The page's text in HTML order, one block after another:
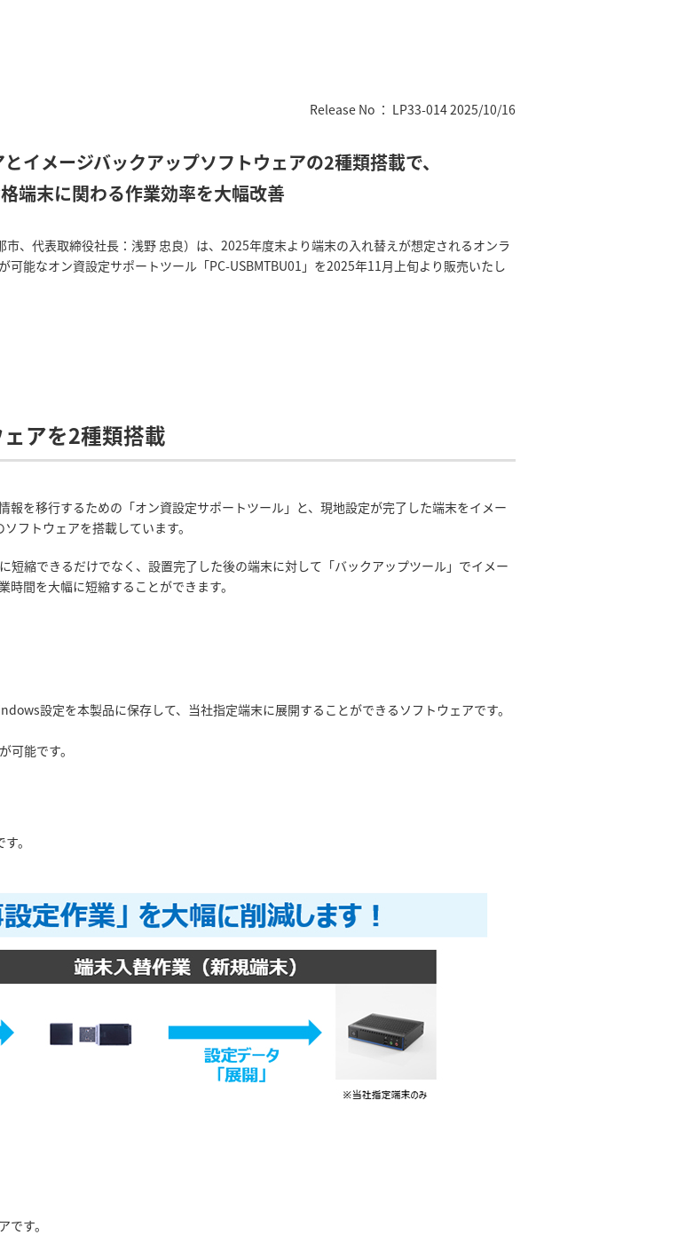
Release No ： LP33-014 2025/10/16
イメージバックアップソフトウェアの2種類搭載で、
端末に関わる作業効率を大幅改善
、代表取締役社長：浅野 忠良）は、2025年度末より端末の入れ替えが想定されるオンラ
能なオン資設定サポートツール「PC-USBMTBU01」を2025年11月上旬より販売いたし
アを2種類搭載
を移行するための「オン資設定サポートツール」と、現地設定が完了した端末をイメー
フトウェアを搭載しています。
短縮できるだけでなく、設置完了した後の端末に対して「バックアップツール」でイメー
間を大幅に短縮することができます。
設定を本製品に保存して、当社指定端末に展開することができるソフトウェアです。
能です。
。
す。